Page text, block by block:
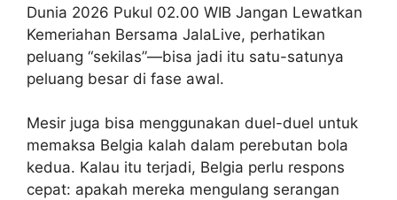
Dunia 2026 Pukul 02.00 WIB Jangan Lewatkan
Kemeriahan Bersama JalaLive, perhatikan
peluang “sekilas”—bisa jadi itu satu-satunya
peluang besar di fase awal.
Mesir juga bisa menggunakan duel-duel untuk
memaksa Belgia kalah dalam perebutan bola
kedua. Kalau itu terjadi, Belgia perlu respons
cepat: apakah mereka mengulang serangan